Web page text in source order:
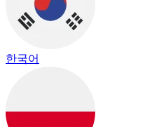
한국어